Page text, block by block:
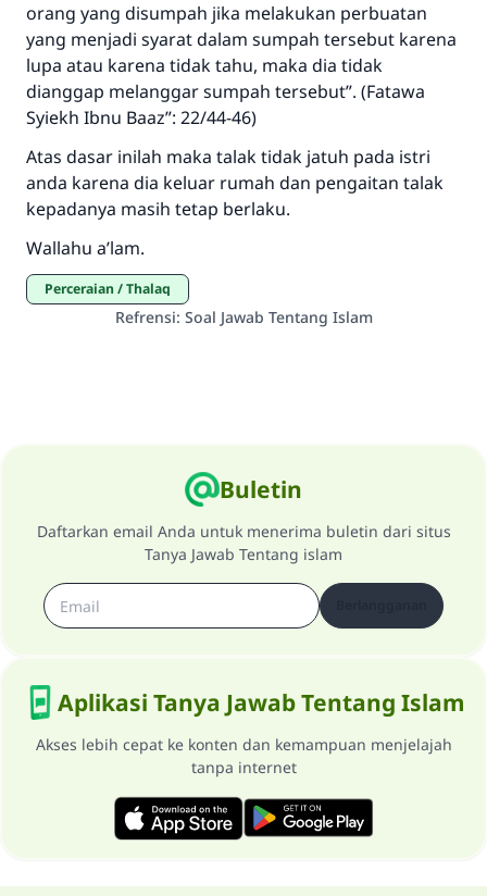
orang yang disumpah jika melakukan perbuatan
yang menjadi syarat dalam sumpah tersebut karena
lupa atau karena tidak tahu, maka dia tidak
dianggap melanggar sumpah tersebut”. (Fatawa
Syiekh Ibnu Baaz”: 22/44-46)
Atas dasar inilah maka talak tidak jatuh pada istri
anda karena dia keluar rumah dan pengaitan talak
kepadanya masih tetap berlaku.
Wallahu a’lam.
Perceraian / Thalaq
Refrensi: Soal Jawab Tentang Islam
Buletin
Daftarkan email Anda untuk menerima buletin dari situs
Tanya Jawab Tentang islam
Aplikasi Tanya Jawab Tentang Islam
Akses lebih cepat ke konten dan kemampuan menjelajah
tanpa internet